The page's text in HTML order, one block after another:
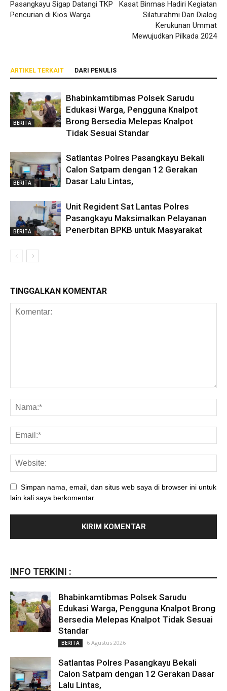
Pasangkayu Sigap Datangi TKP
Pencurian di Kios Warga
Kasat Binmas Hadiri Kegiatan
Silaturahmi Dan Dialog
Kerukunan Ummat
Mewujudkan Pilkada 2024
ARTIKEL TERKAIT DARI PENULIS
BERITA
Bhabinkamtibmas Polsek Sarudu
Edukasi Warga, Pengguna Knalpot
Brong Bersedia Melepas Knalpot
Tidak Sesuai Standar
BERITA
Satlantas Polres Pasangkayu Bekali
Calon Satpam dengan 12 Gerakan
Dasar Lalu Lintas,
BERITA
Unit Regident Sat Lantas Polres
Pasangkayu Maksimalkan Pelayanan
Penerbitan BPKB untuk Masyarakat
TINGGALKAN KOMENTAR
Simpan nama, email, dan situs web saya di browser ini untuk
lain kali saya berkomentar.
INFO TERKINI :
Bhabinkamtibmas Polsek Sarudu
Edukasi Warga, Pengguna Knalpot Brong
Bersedia Melepas Knalpot Tidak Sesuai
Standar
BERITA 6 Agustus 2026
Satlantas Polres Pasangkayu Bekali
Calon Satpam dengan 12 Gerakan Dasar
Lalu Lintas,